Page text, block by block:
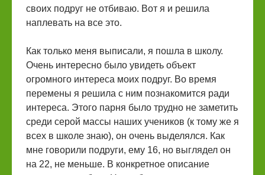
своих подруг не отбиваю. Вот я и решила
наплевать на все это.
Как только меня выписали, я пошла в школу.
Очень интересно было увидеть объект
огромного интереса моих подруг. Во время
перемены я решила с ним познакомится ради
интереса. Этого парня было трудно не заметить
среди серой массы наших учеников (к тому же я
всех в школе знаю), он очень выделялся. Как
мне говорили подруги, ему 16, но выглядел он
на 22, не меньше. В конкретное описание